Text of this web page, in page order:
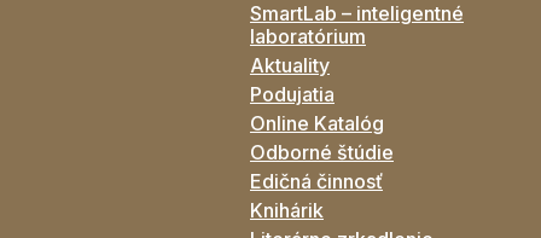
SmartLab – inteligentné
laboratórium
Aktuality
Podujatia
Online Katalóg
Odborné štúdie
Edičná činnosť
Knihárik